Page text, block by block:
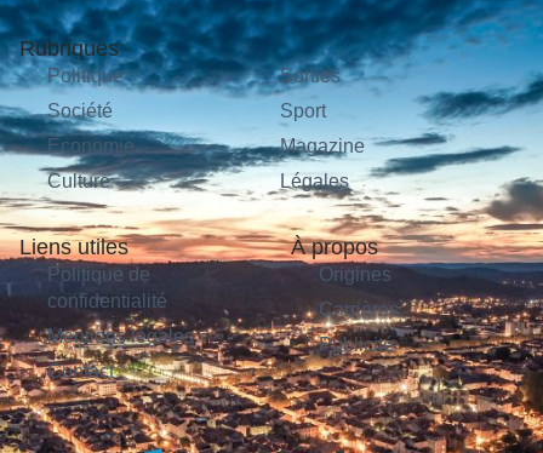
Rubriques
Politique
Société
Économie
Culture
Sorties
Sport
Magazine
Légales
Liens utiles
Politique de
confidentialité
Mentions légales
Contact
À propos
Origines
Carrières
Publicité